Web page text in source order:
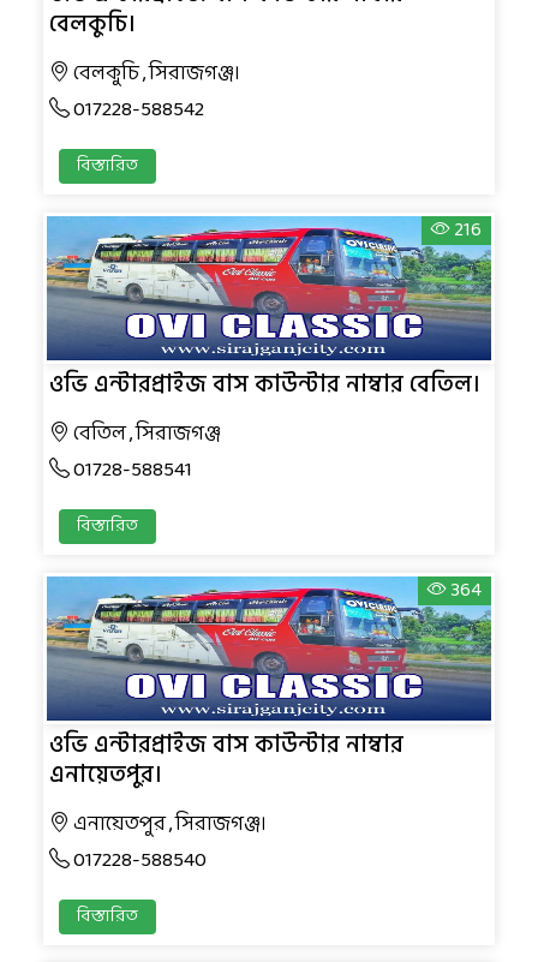
বেলকুচি।
বেলকুচি , সিরাজগঞ্জ।
017228-588542
বিস্তারিত
216
ওভি এন্টারপ্রাইজ বাস কাউন্টার নাম্বার বেতিল।
বেতিল , সিরাজগঞ্জ
01728-588541
বিস্তারিত
364
ওভি এন্টারপ্রাইজ বাস কাউন্টার নাম্বার
এনায়েতপুর।
এনায়েতপুর , সিরাজগঞ্জ।
017228-588540
বিস্তারিত